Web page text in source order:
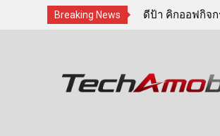
Breaking News
รื่องเล่นเกมพกพาพร้อม
ดีป้า คิกออฟกิจก